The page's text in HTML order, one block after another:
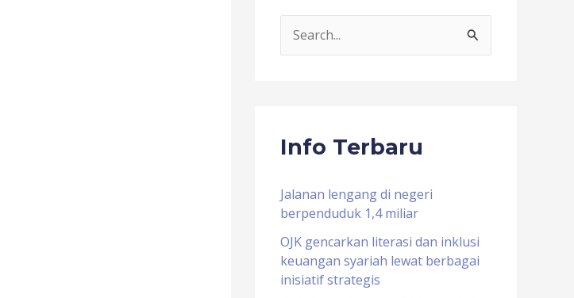
c
f
o
r
:
Info Terbaru
Jalanan lengang di negeri
berpenduduk 1,4 miliar
OJK gencarkan literasi dan inklusi
keuangan syariah lewat berbagai
inisiatif strategis